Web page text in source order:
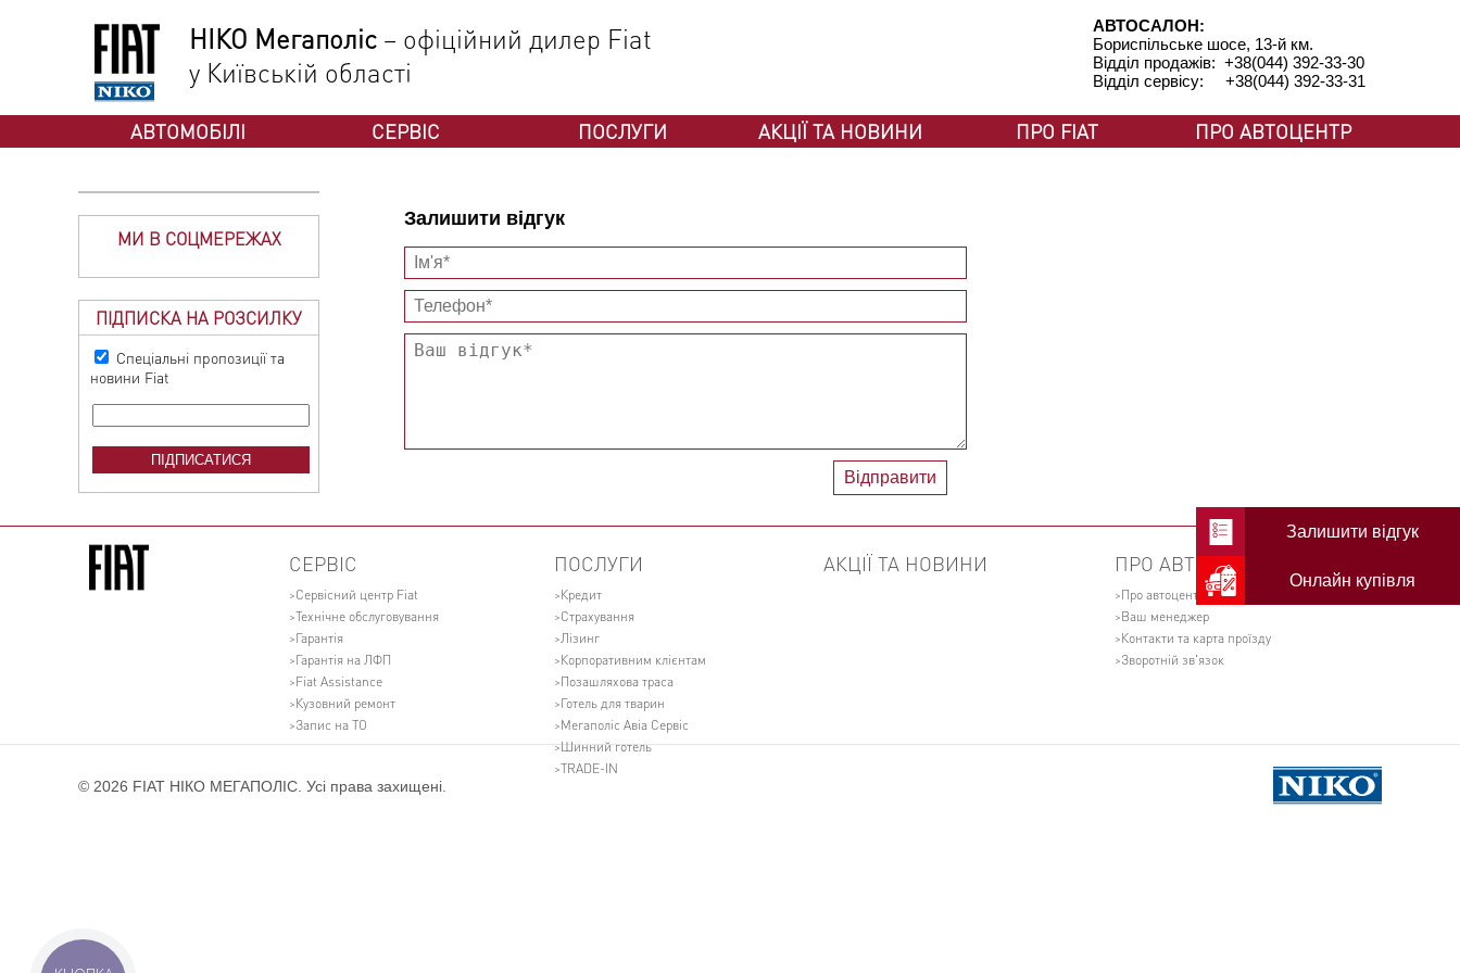
НІКО Мегаполіс – офіційний дилер Fiat
у Київській області
АВТОСАЛОН:
Бориспільське шосе, 13-й км.
Відділ продажів: +38(044) 392-33-30
Відділ сервісу: +38(044) 392-33-31
АВТОМОБІЛІ СЕРВІС ПОСЛУГИ АКЦІЇ ТА НОВИНИ ПРО FIAT ПРО АВТОЦЕНТР
МИ В СОЦМЕРЕЖАХ
ПІДПИСКА НА РОЗСИЛКУ
Спеціальні пропозиції та
новини Fiat
Залишити відгук
Відправити
Залишити відгук
Онлайн купівля
СЕРВІС
Сервісний центр Fiat
Технічне обслуговування
Гарантія
Гарантія на ЛФП
Fiat Assistance
Кузовний ремонт
Запис на ТО
ПОСЛУГИ
Кредит
Страхування
Лізинг
Корпоративним клієнтам
Позашляхова траса
Готель для тварин
Мегаполіс Авіа Сервіс
Шинний готель
TRADE-IN
АКЦІЇ ТА НОВИНИ ПРО АВТОЦЕНТР
Про автоцентр
Ваш менеджер
Контакти та карта проїзду
Зворотній зв'язок
© 2026 FIAT НІКО МЕГАПОЛІС. Усі права захищені.